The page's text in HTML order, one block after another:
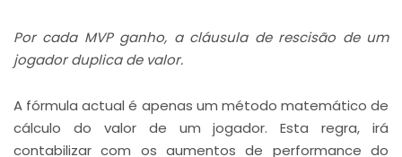
Por cada MVP ganho, a cláusula de rescisão de um
jogador duplica de valor.
A fórmula actual é apenas um método matemático de
cálculo do valor de um jogador. Esta regra, irá
contabilizar com os aumentos de performance do